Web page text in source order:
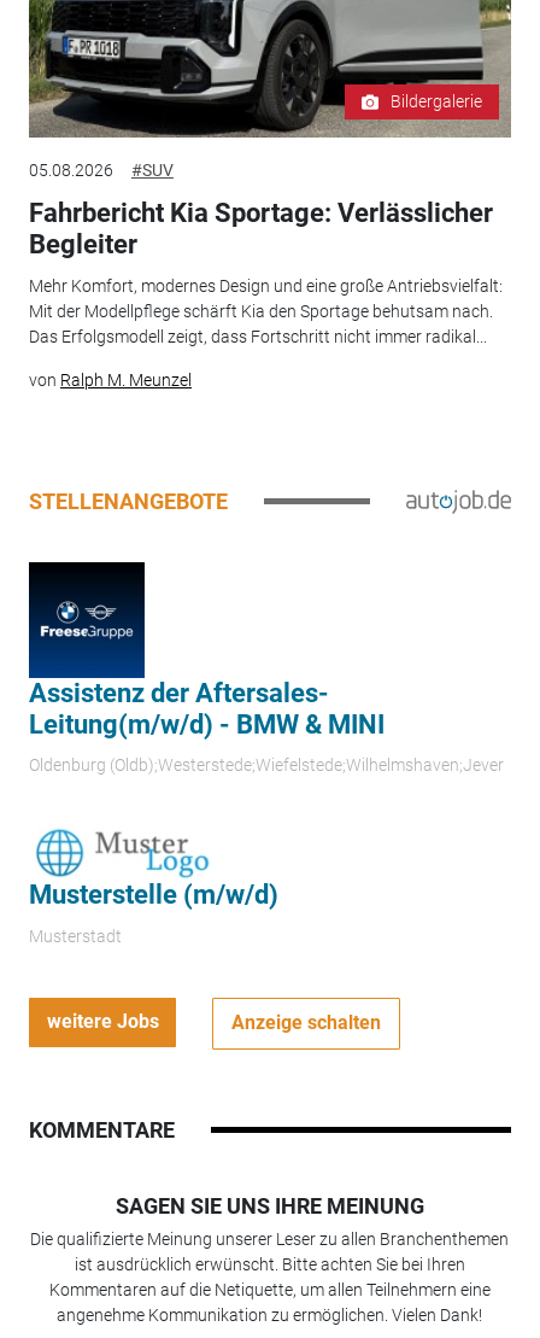
Bildergalerie
05.08.2026 #SUV
Fahrbericht Kia Sportage: Verlässlicher
Begleiter
Mehr Komfort, modernes Design und eine große Antriebsvielfalt:
Mit der Modellpflege schärft Kia den Sportage behutsam nach.
Das Erfolgsmodell zeigt, dass Fortschritt nicht immer radikal...
von Ralph M. Meunzel
STELLENANGEBOTE
Assistenz der Aftersales-
Leitung(m/w/d) - BMW & MINI
Oldenburg (Oldb);Westerstede;Wiefelstede;Wilhelmshaven;Jever
Musterstelle (m/w/d)
Musterstadt
weitere Jobs Anzeige schalten
KOMMENTARE
SAGEN SIE UNS IHRE MEINUNG
Die qualifizierte Meinung unserer Leser zu allen Branchenthemen
ist ausdrücklich erwünscht. Bitte achten Sie bei Ihren
Kommentaren auf die Netiquette, um allen Teilnehmern eine
angenehme Kommunikation zu ermöglichen. Vielen Dank!